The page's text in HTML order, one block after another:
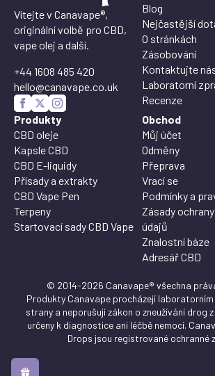
Vítejte v Canavape®,
originální volbě pro CBD,
vape olej a další.
+44 1608 485 420
hello@canavape.co.uk
Blog
Nejčastější
O stránkách
Zásobování
Kontaktujte
Laboratorní
Recenze
Produkty
CBD oleje
Kapsle CBD
CBD E-liquidy
Přísady a extrakty
CBD Vape Pen
Terpeny
Startovací sady CBD Vape
Obchod
Můj účet
Odměny
Přeprava
Vrací se
Podmínky a
Zásady
údajů
Znalostní báze
Adresář CBD
© 2014-2026 Canavape® všechna
Produkty Canavape procházejí
strany a neporušují zákon o zneužívání drog z
určeny k diagnostice ani léčbě nemocí.
Drops jsou registrované ochranné